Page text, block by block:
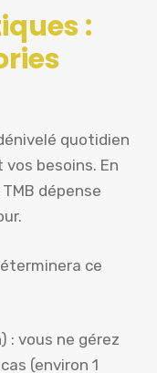
:
quotidien
besoins. En
dépense
ce
: vous ne gérez
(environ 1